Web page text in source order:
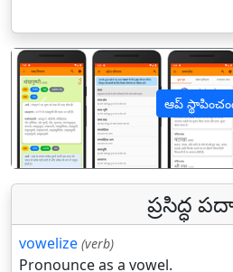
ఆప్
पिछला
ప్రసిద్ధ
vowelize (verb)
Pronounce as a vowel.